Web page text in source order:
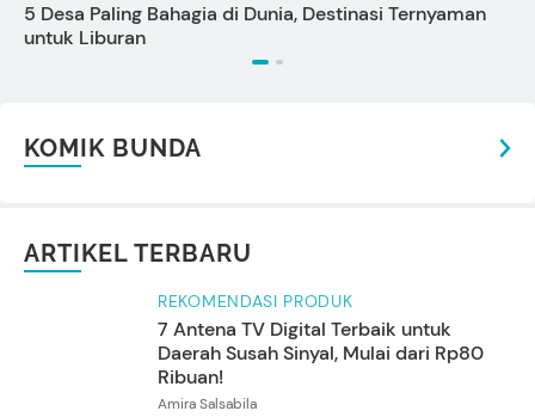
5 Desa Paling Bahagia di Dunia, Destinasi Ternyaman
untuk Liburan
KOMIK BUNDA
ARTIKEL TERBARU
REKOMENDASI PRODUK
7 Antena TV Digital Terbaik untuk
Daerah Susah Sinyal, Mulai dari Rp80
Ribuan!
Amira Salsabila